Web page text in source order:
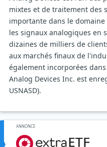
mixtes et de traitement des
importante dans le
les signaux analogiques en
dizaines de milliers de
aux marchés finaux de
également incorporées
Analog Devices Inc. est
USNASD).
ANNONCE